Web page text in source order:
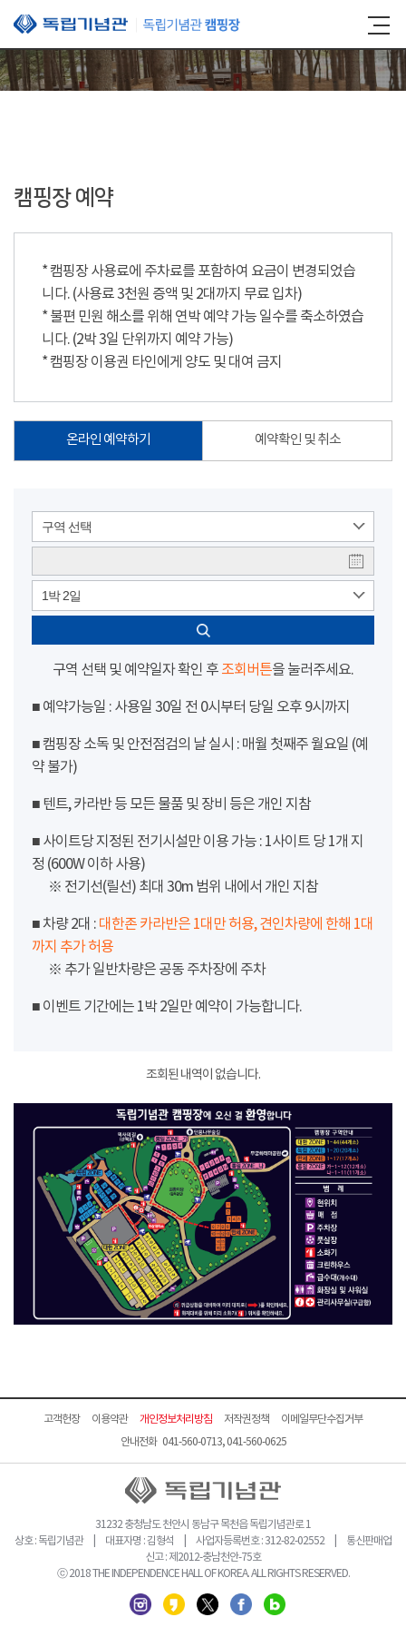
본문 바로가기
캠핑장 예약
* 캠핑장 사용료에 주차료를 포함하여 요금이 변경되었습
니다. (사용료 3천원 증액 및 2대까지 무료 입차)
* 불편 민원 해소를 위해 연박 예약 가능 일수를 축소하였습
니다. (2박 3일 단위까지 예약 가능)
* 캠핑장 이용권 타인에게 양도 및 대여 금지
온라인 예약하기 예약확인 및 취소
구역 선택
1박 2일
구역 선택 및 예약일자 확인 후 조회버튼을 눌러주세요.
■ 예약가능일 : 사용일 30일 전 0시부터 당일 오후 9시까지
■ 캠핑장 소독 및 안전점검의 날 실시 : 매월 첫째주 월요일 (예
약 불가)
■ 텐트, 카라반 등 모든 물품 및 장비 등은 개인 지참
■ 사이트당 지정된 전기시설만 이용 가능 : 1사이트 당 1개 지
정 (600W 이하 사용)
※ 전기선(릴선) 최대 30m 범위 내에서 개인 지참
■ 차량 2대 : 대한존 카라반은 1대만 허용, 견인차량에 한해 1대
까지 추가 허용
※ 추가 일반차량은 공동 주차장에 주차
■ 이벤트 기간에는 1박 2일만 예약이 가능합니다.
조회된 내역이 없습니다.
고객헌장 이용약관 개인정보처리방침 저작권정책
이메일무단수집거부
안내전화 041-560-0713, 041-560-0625
31232 충청남도 천안시 동남구 목천읍 독립기념관로 1
상호 : 독립기념관 | 대표자명 : 김형석 | 사업자등록번호 : 312-82-02552 | 통신판매업
신고 : 제2012-충남천안-75호
ⓒ 2018 THE INDEPENDENCE HALL OF KOREA. ALL RIGHTS RESERVED.